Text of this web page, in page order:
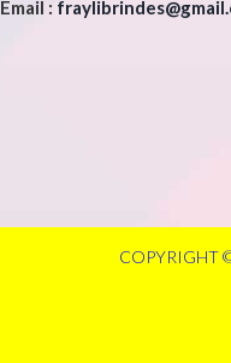
Email :
COPYRIGHT